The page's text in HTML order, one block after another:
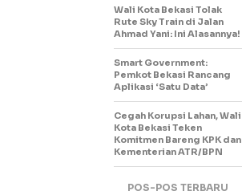
Wali Kota Bekasi Tolak
Rute Sky Train di Jalan
Ahmad Yani: Ini Alasannya!
Smart Government:
Pemkot Bekasi Rancang
Aplikasi ‘Satu Data’
Cegah Korupsi Lahan, Wali
Kota Bekasi Teken
Komitmen Bareng KPK dan
Kementerian ATR/BPN
POS-POS TERBARU